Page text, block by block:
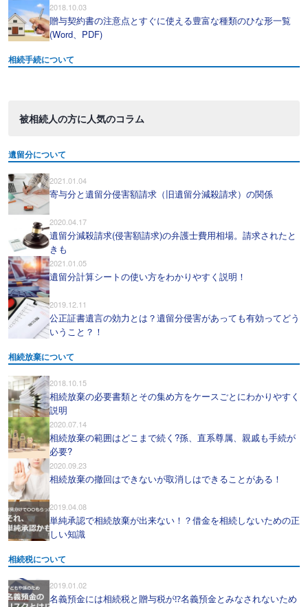
2018.10.03
贈与契約書の注意点とすぐに使える豊富な種類のひな形一覧
(Word、PDF)
相続手続について
被相続人の方に人気のコラム
遺留分について
2021.01.04
寄与分と遺留分侵害額請求（旧遺留分減殺請求）の関係
2020.04.17
遺留分減殺請求(侵害額請求)の弁護士費用相場。請求されたと
きも
2021.01.05
遺留分計算シートの使い方をわかりやすく説明！
2019.12.11
公正証書遺言の効力とは？遺留分侵害があっても有効ってどう
いうこと？！
相続放棄について
2018.10.15
相続放棄の必要書類とその集め方をケースごとにわかりやすく
説明
2020.07.14
相続放棄の範囲はどこまで続く?孫、直系尊属、親戚も手続が
必要?
2020.09.23
相続放棄の撤回はできないが取消しはできることがある！
2019.04.08
単純承認で相続放棄が出来ない！？借金を相続しないための正
しい知識
相続税について
2019.01.02
名義預金には相続税と贈与税が⁉名義預金とみなされないため